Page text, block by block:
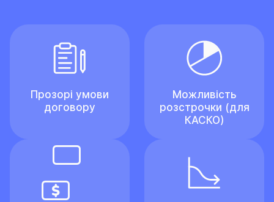
Прозорі умови
договору
Можливість
розстрочки (для
КАСКО)